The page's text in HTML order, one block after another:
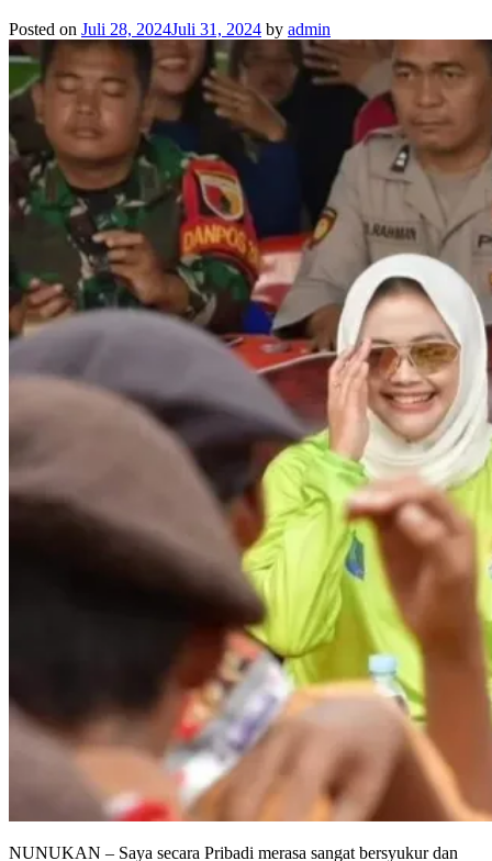
Posted on Juli 28, 2024Juli 31, 2024 by admin
NUNUKAN – Saya secara Pribadi merasa sangat bersyukur dan